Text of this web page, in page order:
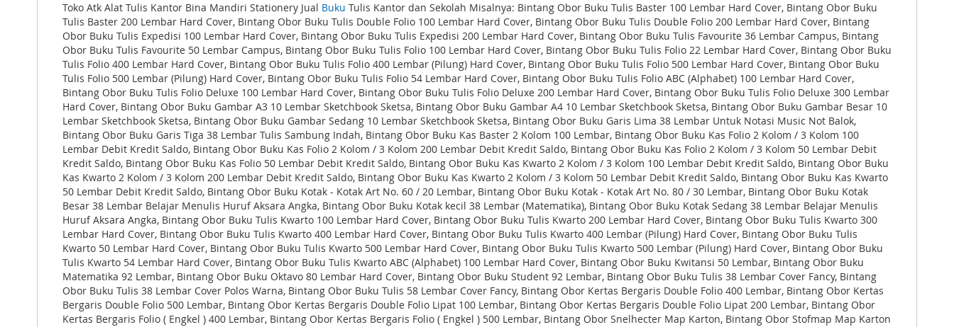
images
gallery
Toko Atk Alat Tulis Kantor Bina Mandiri Stationery Jual Buku Tulis Kantor dan Sekolah Misalnya: Bintang Obor Buku Tulis Baster 100 Lembar Hard Cover, Bintang Obor Buku
Tulis Baster 200 Lembar Hard Cover, Bintang Obor Buku Tulis Double Folio 100 Lembar Hard Cover, Bintang Obor Buku Tulis Double Folio 200 Lembar Hard Cover, Bintang
Obor Buku Tulis Expedisi 100 Lembar Hard Cover, Bintang Obor Buku Tulis Expedisi 200 Lembar Hard Cover, Bintang Obor Buku Tulis Favourite 36 Lembar Campus, Bintang
Obor Buku Tulis Favourite 50 Lembar Campus, Bintang Obor Buku Tulis Folio 100 Lembar Hard Cover, Bintang Obor Buku Tulis Folio 22 Lembar Hard Cover, Bintang Obor Buku
Tulis Folio 400 Lembar Hard Cover, Bintang Obor Buku Tulis Folio 400 Lembar (Pilung) Hard Cover, Bintang Obor Buku Tulis Folio 500 Lembar Hard Cover, Bintang Obor Buku
Tulis Folio 500 Lembar (Pilung) Hard Cover, Bintang Obor Buku Tulis Folio 54 Lembar Hard Cover, Bintang Obor Buku Tulis Folio ABC (Alphabet) 100 Lembar Hard Cover,
Bintang Obor Buku Tulis Folio Deluxe 100 Lembar Hard Cover, Bintang Obor Buku Tulis Folio Deluxe 200 Lembar Hard Cover, Bintang Obor Buku Tulis Folio Deluxe 300 Lembar
Hard Cover, Bintang Obor Buku Gambar A3 10 Lembar Sketchbook Sketsa, Bintang Obor Buku Gambar A4 10 Lembar Sketchbook Sketsa, Bintang Obor Buku Gambar Besar 10
Lembar Sketchbook Sketsa, Bintang Obor Buku Gambar Sedang 10 Lembar Sketchbook Sketsa, Bintang Obor Buku Garis Lima 38 Lembar Untuk Notasi Music Not Balok,
Bintang Obor Buku Garis Tiga 38 Lembar Tulis Sambung Indah, Bintang Obor Buku Kas Baster 2 Kolom 100 Lembar, Bintang Obor Buku Kas Folio 2 Kolom / 3 Kolom 100
Lembar Debit Kredit Saldo, Bintang Obor Buku Kas Folio 2 Kolom / 3 Kolom 200 Lembar Debit Kredit Saldo, Bintang Obor Buku Kas Folio 2 Kolom / 3 Kolom 50 Lembar Debit
Kredit Saldo, Bintang Obor Buku Kas Folio 50 Lembar Debit Kredit Saldo, Bintang Obor Buku Kas Kwarto 2 Kolom / 3 Kolom 100 Lembar Debit Kredit Saldo, Bintang Obor Buku
Kas Kwarto 2 Kolom / 3 Kolom 200 Lembar Debit Kredit Saldo, Bintang Obor Buku Kas Kwarto 2 Kolom / 3 Kolom 50 Lembar Debit Kredit Saldo, Bintang Obor Buku Kas Kwarto
50 Lembar Debit Kredit Saldo, Bintang Obor Buku Kotak - Kotak Art No. 60 / 20 Lembar, Bintang Obor Buku Kotak - Kotak Art No. 80 / 30 Lembar, Bintang Obor Buku Kotak
Besar 38 Lembar Belajar Menulis Huruf Aksara Angka, Bintang Obor Buku Kotak kecil 38 Lembar (Matematika), Bintang Obor Buku Kotak Sedang 38 Lembar Belajar Menulis
Huruf Aksara Angka, Bintang Obor Buku Tulis Kwarto 100 Lembar Hard Cover, Bintang Obor Buku Tulis Kwarto 200 Lembar Hard Cover, Bintang Obor Buku Tulis Kwarto 300
Lembar Hard Cover, Bintang Obor Buku Tulis Kwarto 400 Lembar Hard Cover, Bintang Obor Buku Tulis Kwarto 400 Lembar (Pilung) Hard Cover, Bintang Obor Buku Tulis
Kwarto 50 Lembar Hard Cover, Bintang Obor Buku Tulis Kwarto 500 Lembar Hard Cover, Bintang Obor Buku Tulis Kwarto 500 Lembar (Pilung) Hard Cover, Bintang Obor Buku
Tulis Kwarto 54 Lembar Hard Cover, Bintang Obor Buku Tulis Kwarto ABC (Alphabet) 100 Lembar Hard Cover, Bintang Obor Buku Kwitansi 50 Lembar, Bintang Obor Buku
Matematika 92 Lembar, Bintang Obor Buku Oktavo 80 Lembar Hard Cover, Bintang Obor Buku Student 92 Lembar, Bintang Obor Buku Tulis 38 Lembar Cover Fancy, Bintang
Obor Buku Tulis 38 Lembar Cover Polos Warna, Bintang Obor Buku Tulis 58 Lembar Cover Fancy, Bintang Obor Kertas Bergaris Double Folio 400 Lembar, Bintang Obor Kertas
Bergaris Double Folio 500 Lembar, Bintang Obor Kertas Bergaris Double Folio Lipat 100 Lembar, Bintang Obor Kertas Bergaris Double Folio Lipat 200 Lembar, Bintang Obor
Kertas Bergaris Folio ( Engkel ) 400 Lembar, Bintang Obor Kertas Bergaris Folio ( Engkel ) 500 Lembar, Bintang Obor Snelhecter Map Karton, Bintang Obor Stofmap Map Karton